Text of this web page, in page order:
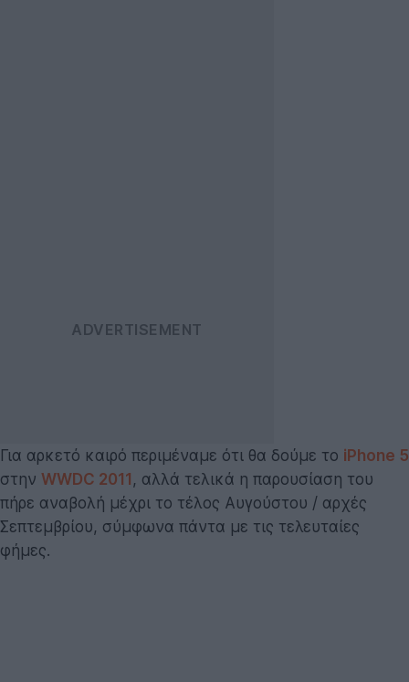
Για αρκετό καιρό περιμέναμε ότι θα δούμε το iPhone 5
στην WWDC 2011 , αλλά τελικά η παρουσίαση του
πήρε αναβολή μέχρι το τέλος Αυγούστου / αρχές
Σεπτεμβρίου, σύμφωνα πάντα με τις τελευταίες
φήμες.